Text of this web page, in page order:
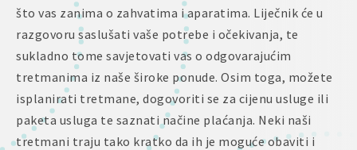
što vas zanima o zahvatima i aparatima. Liječnik će u
razgovoru saslušati vaše potrebe i očekivanja, te
sukladno tome savjetovati vas o odgovarajućim
tretmanima iz naše široke ponude. Osim toga, možete
isplanirati tretmane, dogovoriti se za cijenu usluge ili
paketa usluga te saznati načine plaćanja. Neki naši
tretmani traju tako kratko da ih je moguće obaviti i